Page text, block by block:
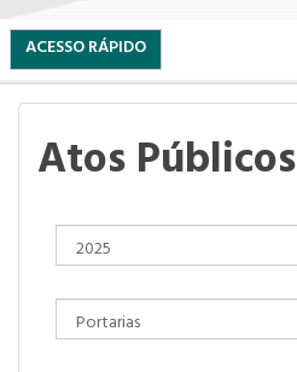
ACESSO RÁPIDO
Atos Públicos